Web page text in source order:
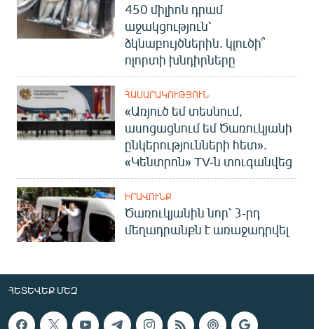
450 միլիոն դրամ
աջակցություն՝
ձկնաբույծներին. կլուծի՞
ոլորտի խնդիրները
ՀԱՍԱՐԱԿՈՒԹՅՈՒՆ
«Առյուծ եմ տեսնում,
ասոցացնում եմ Ծառուկյանի
ընկերությունների հետ».
«Կենտրոն» TV-ն տուգանվեց
ԻՐԱՎՈՒՆՔ
Ծառուկյանին նոր՝ 3-րդ
մեղադրանքն է առաջադրվել
ՀԵՏԵՎԵՔ ՄԵԶ